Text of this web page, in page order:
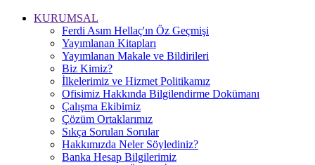
KURUMSAL
Ferdi Asım Hellaç'ın Öz Geçmişi
Yayımlanan Kitapları
Yayımlanan Makale ve Bildirileri
Biz Kimiz?
İlkelerimiz ve Hizmet Politikamız
Ofisimiz Hakkında Bilgilendirme Dokümanı
Çalışma Ekibimiz
Çözüm Ortaklarımız
Sıkça Sorulan Sorular
Hakkımızda Neler Söylediniz?
Banka Hesap Bilgilerimiz